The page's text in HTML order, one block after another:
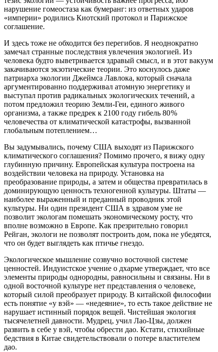
нарушение гомеостаза как бумеранг: из ответных ударов
«империи» родились Киотский протокол и Парижское
соглашение.
И здесь тоже не обходится без перегибов. Я неоднократно
замечал странные последствия увлечения экологией. Из
человека будто выветривается здравый смысл, и в этот вакуум
закачиваются экзотические теории. Это коснулось даже
патриарха экологии Джеймса Лавлока, который сначала
аргументированно поддерживал атомную энергетику и
выступал против радикальных экологических течений, а
потом предложил теорию Земли-Геи, единого живого
организма, а также предрек к 2100 году гибель 80 %
человечества от климатической катастрофы, вызванной
глобальным потеплением…
Вы задумывались, почему США выходят из Парижского
климатического соглашения? Помимо прочего, я вижу одну
глубинную причину. Европейская культура построена на
воздействии человека на природу. Установка на
преобразование природы, а затем и общества превратилась в
доминирующую ценность техногенной культуры. Штаты —
наиболее выраженный и преданный проводник этой
культуры. Ни один президент США в здравом уме не
позволит экологам помешать экономическому росту, что
вполне возможно в Европе. Как презрительно говорил
Рейган, экологи не позволят построить дом, пока не убедятся,
что он будет выглядеть как птичье гнездо.
Экологическое мышление созвучно восточной системе
ценностей. Индуистское учение о дхарме утверждает, что все
элементы природы однородны, равносильны и связаны. Ни в
одной восточной культуре нет представления о человеке,
который силой преобразует природу. В китайской философии
есть понятие «у вэй» — «недеяние», то есть такое действие не
нарушает истинный порядок вещей. Чистейшая экология
тысячелетней давности. Мудрец, учил Лао-Цзы, должен
развить в себе у вэй, чтобы обрести дао. Кстати, стихийные
бедствия в Китае свидетельствовали о потере властителем
дао.